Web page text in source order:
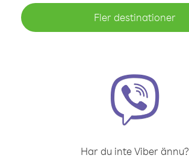
Fler destinationer
Har du inte Viber ännu?